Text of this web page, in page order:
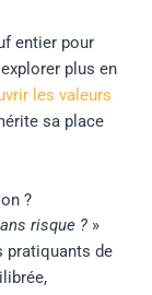
entier pour
plus en
les valeurs
sa place
?
risque ?»
pratiquants de